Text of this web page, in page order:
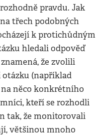
pravdu. Jak
třech podobných
k protichůdným
hledali odpověď
že zvolili
(například
něco konkrétního
kteří se rozhodli
tak, že monitorovali
většinou mnoho